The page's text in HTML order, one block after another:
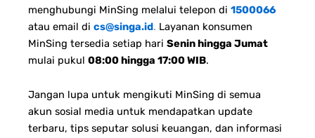
menghubungi MinSing melalui telepon di 1500066
atau email di cs@singa.id. Layanan konsumen
MinSing tersedia setiap hari Senin hingga Jumat
mulai pukul 08:00 hingga 17:00 WIB.
Jangan lupa untuk mengikuti MinSing di semua
akun sosial media untuk mendapatkan update
terbaru, tips seputar solusi keuangan, dan informasi